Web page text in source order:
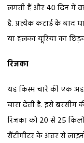
लगती हैं और 40 दिन में
है. प्रत्येक कटाई के बाद
या हलका यूरिया का
रिजका
यह किस्म चारे की एक
चारा देती है. इसे बरसीम
रिजका को 20 से 25
सैंटीमीटर के अंतर से